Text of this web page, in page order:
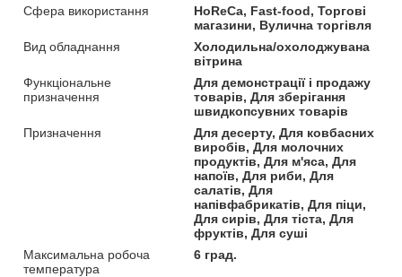
Сфера використання
HoReCa, Fast-food, Торгові
магазини, Вулична торгівля
Вид обладнання
Холодильна/охолоджувана
вітрина
Функціональне
призначення
Для демонстрації і продажу
товарів, Для зберігання
швидкопсувних товарів
Призначення
Для десерту, Для ковбасних
виробів, Для молочних
продуктів, Для м'яса, Для
напоїв, Для риби, Для
салатів, Для
напівфабрикатів, Для піци,
Для сирів, Для тіста, Для
фруктів, Для суші
Максимальна робоча
температура
6 град.